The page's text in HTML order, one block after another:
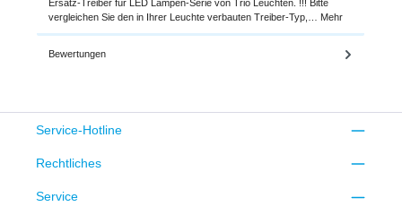
Ersatz-Treiber für LED Lampen-Serie von Trio Leuchten. !!! Bitte
vergleichen Sie den in Ihrer Leuchte verbauten Treiber-Typ,… Mehr
Bewertungen
Service-Hotline
Rechtliches
Service